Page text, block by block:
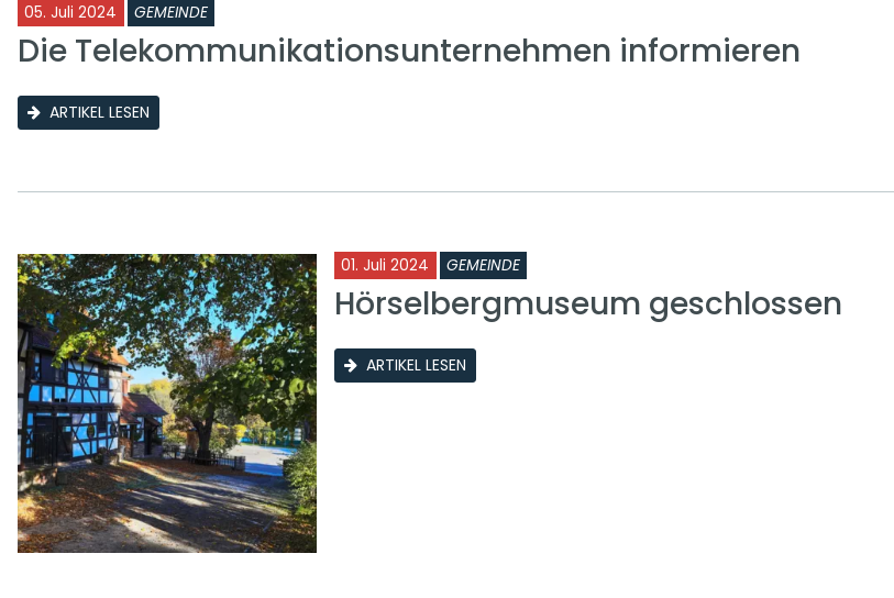
05. Juli 2024 GEMEINDE
Die Telekommunikationsunternehmen informieren
ARTIKEL LESEN
01. Juli 2024 GEMEINDE
Hörselbergmuseum geschlossen
ARTIKEL LESEN